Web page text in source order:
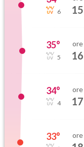
6 15
35°
5
ore
16
34°
4
ore
17
33° ore